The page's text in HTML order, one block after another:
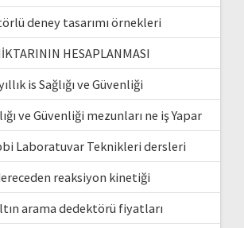
deney tasarımı örnekleri
HESAPLANMASI
is Sağlığı ve Güvenliği
ve Güvenliği mezunları ne iş Yapar
Laboratuvar Teknikleri dersleri
reaksiyon kinetiği
arama dedektörü fiyatları